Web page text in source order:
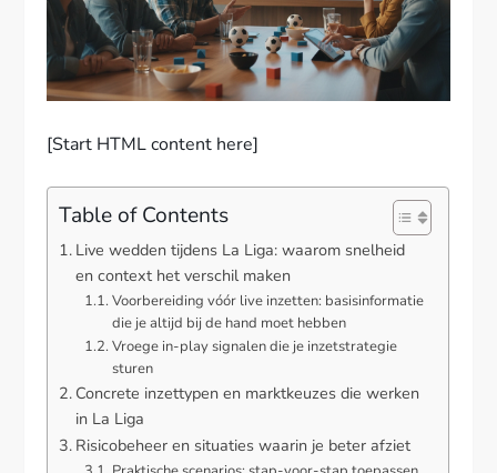
[Start HTML content here]
Table of Contents
Live wedden tijdens La Liga: waarom snelheid
en context het verschil maken
Voorbereiding vóór live inzetten: basisinformatie
die je altijd bij de hand moet hebben
Vroege in-play signalen die je inzetstrategie
sturen
Concrete inzettypen en marktkeuzes die werken
in La Liga
Risicobeheer en situaties waarin je beter afziet